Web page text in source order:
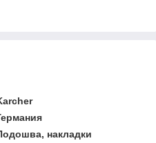
накладки